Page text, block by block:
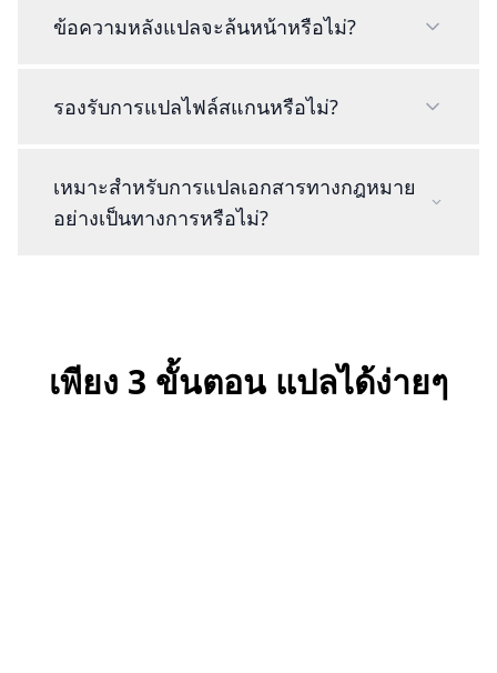
ข้อความหลังแปลจะล้นหน้าหรือไม่?
รองรับการแปลไฟล์สแกนหรือไม่?
เหมาะสำหรับการแปลเอกสารทางกฎหมาย
อย่างเป็นทางการหรือไม่?
เพียง 3 ขั้นตอน แปลได้ง่ายๆ